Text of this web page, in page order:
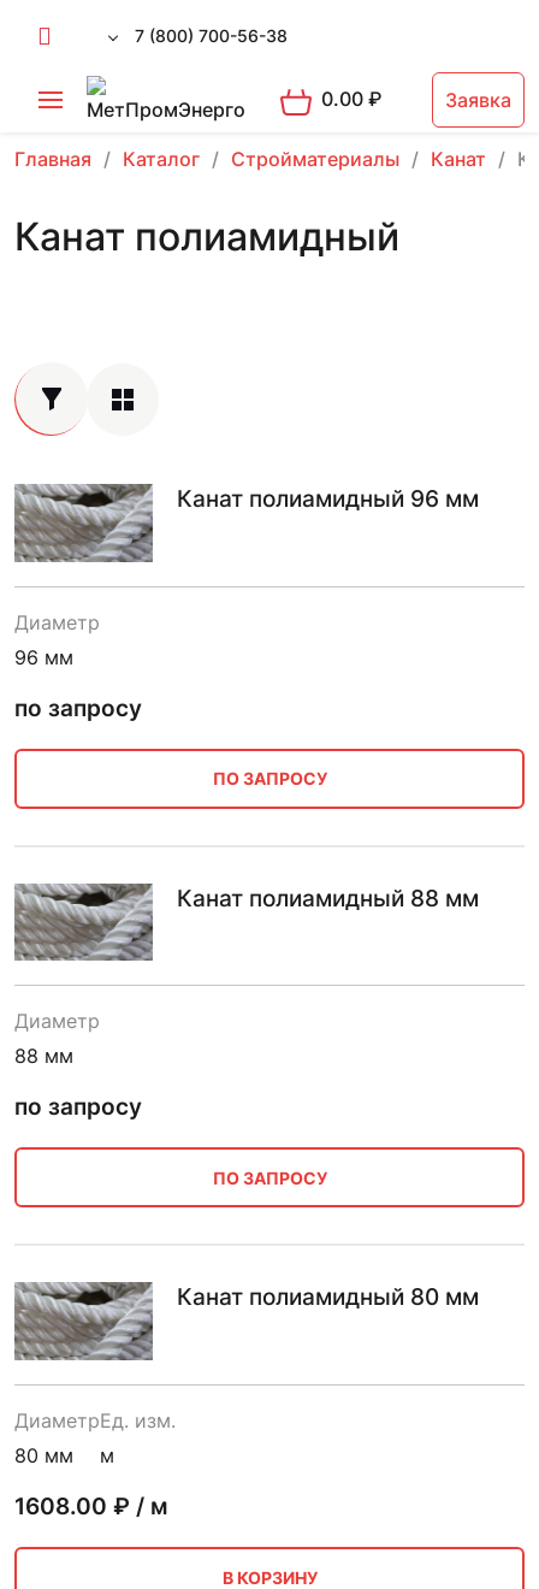
7 (800) 700-56-38
0.00₽ Заявка
Главная Каталог Стройматериалы Канат
Канат полиамидный
Канат полиамидный 96 мм
Диаметр
96 мм
по запросу
ПО ЗАПРОСУ
Канат полиамидный 88 мм
Диаметр
88 мм
по запросу
ПО ЗАПРОСУ
Канат полиамидный 80 мм
Диаметр
80 мм
Ед. изм.
м
1608.00 ₽ / м
В КОРЗИНУ